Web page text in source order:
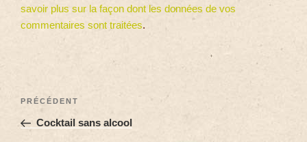
savoir plus sur la façon dont les données de vos
commentaires sont traitées.
PRÉCÉDENT
Cocktail sans alcool